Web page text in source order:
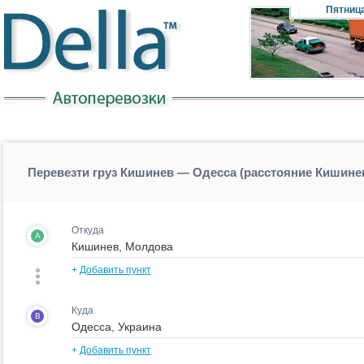
Перевезти груз Кишинев — Одесса (расстояние
A Откуда
+ Добавить пункт
B Куда
+ Добавить пункт